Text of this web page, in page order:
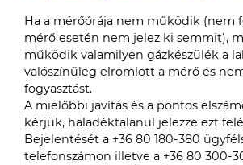
Ha a mérőórája nem működik (nem
mérő esetén nem jelez ki semmit),
működik valamilyen gázkészülék a
valószínűleg elromlott a mérő és
fogyasztást.
A mielőbbi javítás és a pontos
kérjük, haladéktalanul jelezze ezt
Bejelentését a +36 80 180-380
telefonszámon illetve a +36 80 300-